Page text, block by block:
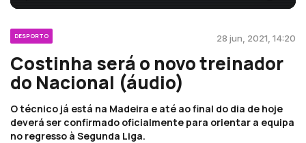
DESPORTO 28 jun, 2021, 14:20
Costinha será o novo treinador
do Nacional (áudio)
O técnico já está na Madeira e até ao final do dia de hoje
deverá ser confirmado oficialmente para orientar a equipa
no regresso à Segunda Liga.